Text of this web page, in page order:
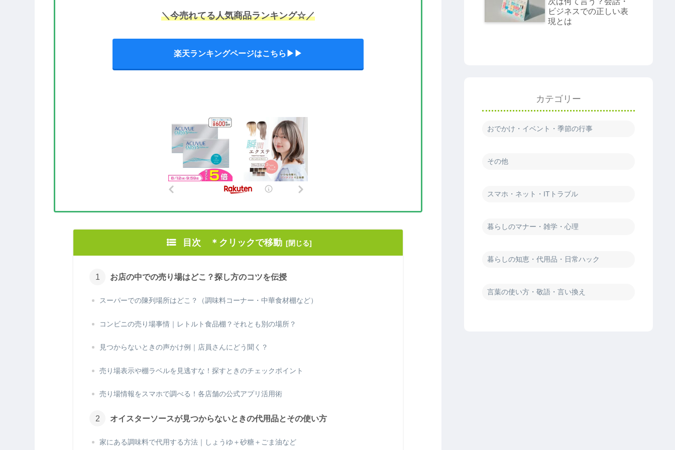
＼今売れてる人気商品ランキング☆／
楽天ランキングページはこちら▶▶
目次 ＊クリックで移動
お店の中での売り場はどこ？探し方のコツを伝授
スーパーでの陳列場所はどこ？（調味料コーナー・中華食材棚など）
コンビニの売り場事情｜レトルト食品棚？それとも別の場所？
見つからないときの声かけ例｜店員さんにどう聞く？
売り場表示や棚ラベルを見逃すな！探すときのチェックポイント
売り場情報をスマホで調べる！各店舗の公式アプリ活用術
オイスターソースが見つからないときの代用品とその使い方
家にある調味料で代用する方法｜しょうゆ＋砂糖＋ごま油など
ビジネスでの正しい表
現とは
カテゴリー
おでかけ・イベント・季節の行事
その他
スマホ・ネット・ITトラブル
暮らしのマナー・雑学・心理
暮らしの知恵・代用品・日常ハック
言葉の使い方・敬語・言い換え